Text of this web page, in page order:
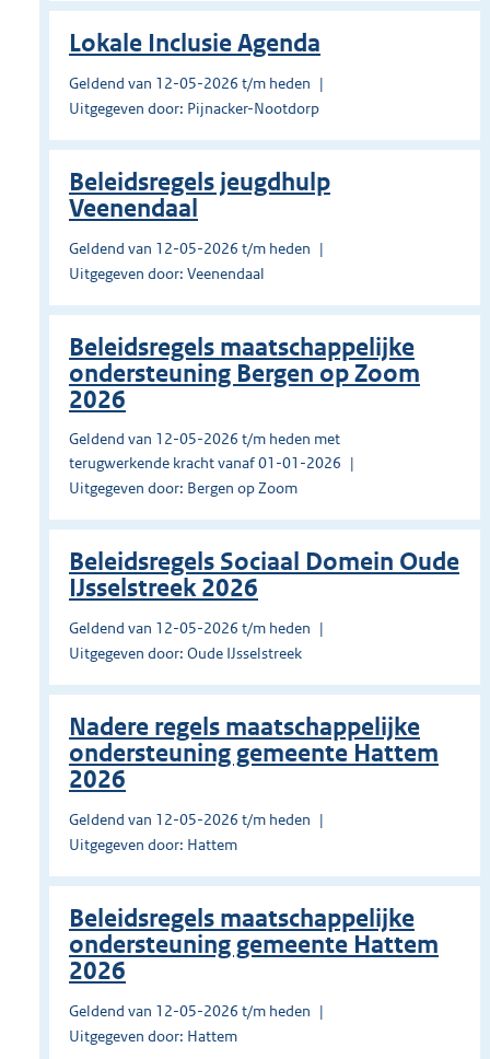
Lokale Inclusie Agenda
Geldend van 12-05-2026 t/m heden
Uitgegeven door: Pijnacker-Nootdorp
Beleidsregels jeugdhulp
Veenendaal
Geldend van 12-05-2026 t/m heden
Uitgegeven door: Veenendaal
Beleidsregels maatschappelijke
ondersteuning Bergen op Zoom
2026
Geldend van 12-05-2026 t/m heden met
terugwerkende kracht vanaf 01-01-2026
Uitgegeven door: Bergen op Zoom
Beleidsregels Sociaal Domein Oude
IJsselstreek 2026
Geldend van 12-05-2026 t/m heden
Uitgegeven door: Oude IJsselstreek
Nadere regels maatschappelijke
ondersteuning gemeente Hattem
2026
Geldend van 12-05-2026 t/m heden
Uitgegeven door: Hattem
Beleidsregels maatschappelijke
ondersteuning gemeente Hattem
2026
Geldend van 12-05-2026 t/m heden
Uitgegeven door: Hattem